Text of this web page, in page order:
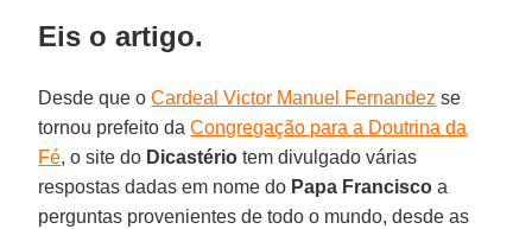
Eis o artigo.
Desde que oCardeal Victor Manuel Fernandez se
tornou prefeito daCongregação para a Doutrina da
Fé, o site do Dicastério tem divulgado várias
respostas dadas em nome do Papa Francisco a
perguntas provenientes de todo o mundo, desde as